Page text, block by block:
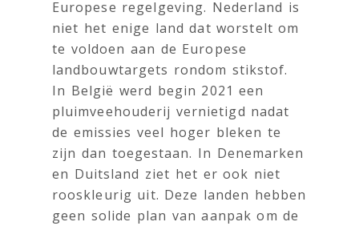
Europese regelgeving. Nederland is
niet het enige land dat worstelt om
te voldoen aan de Europese
landbouwtargets rondom stikstof.
In België werd begin 2021 een
pluimveehouderij vernietigd nadat
de emissies veel hoger bleken te
zijn dan toegestaan. In Denemarken
en Duitsland ziet het er ook niet
rooskleurig uit. Deze landen hebben
geen solide plan van aanpak om de